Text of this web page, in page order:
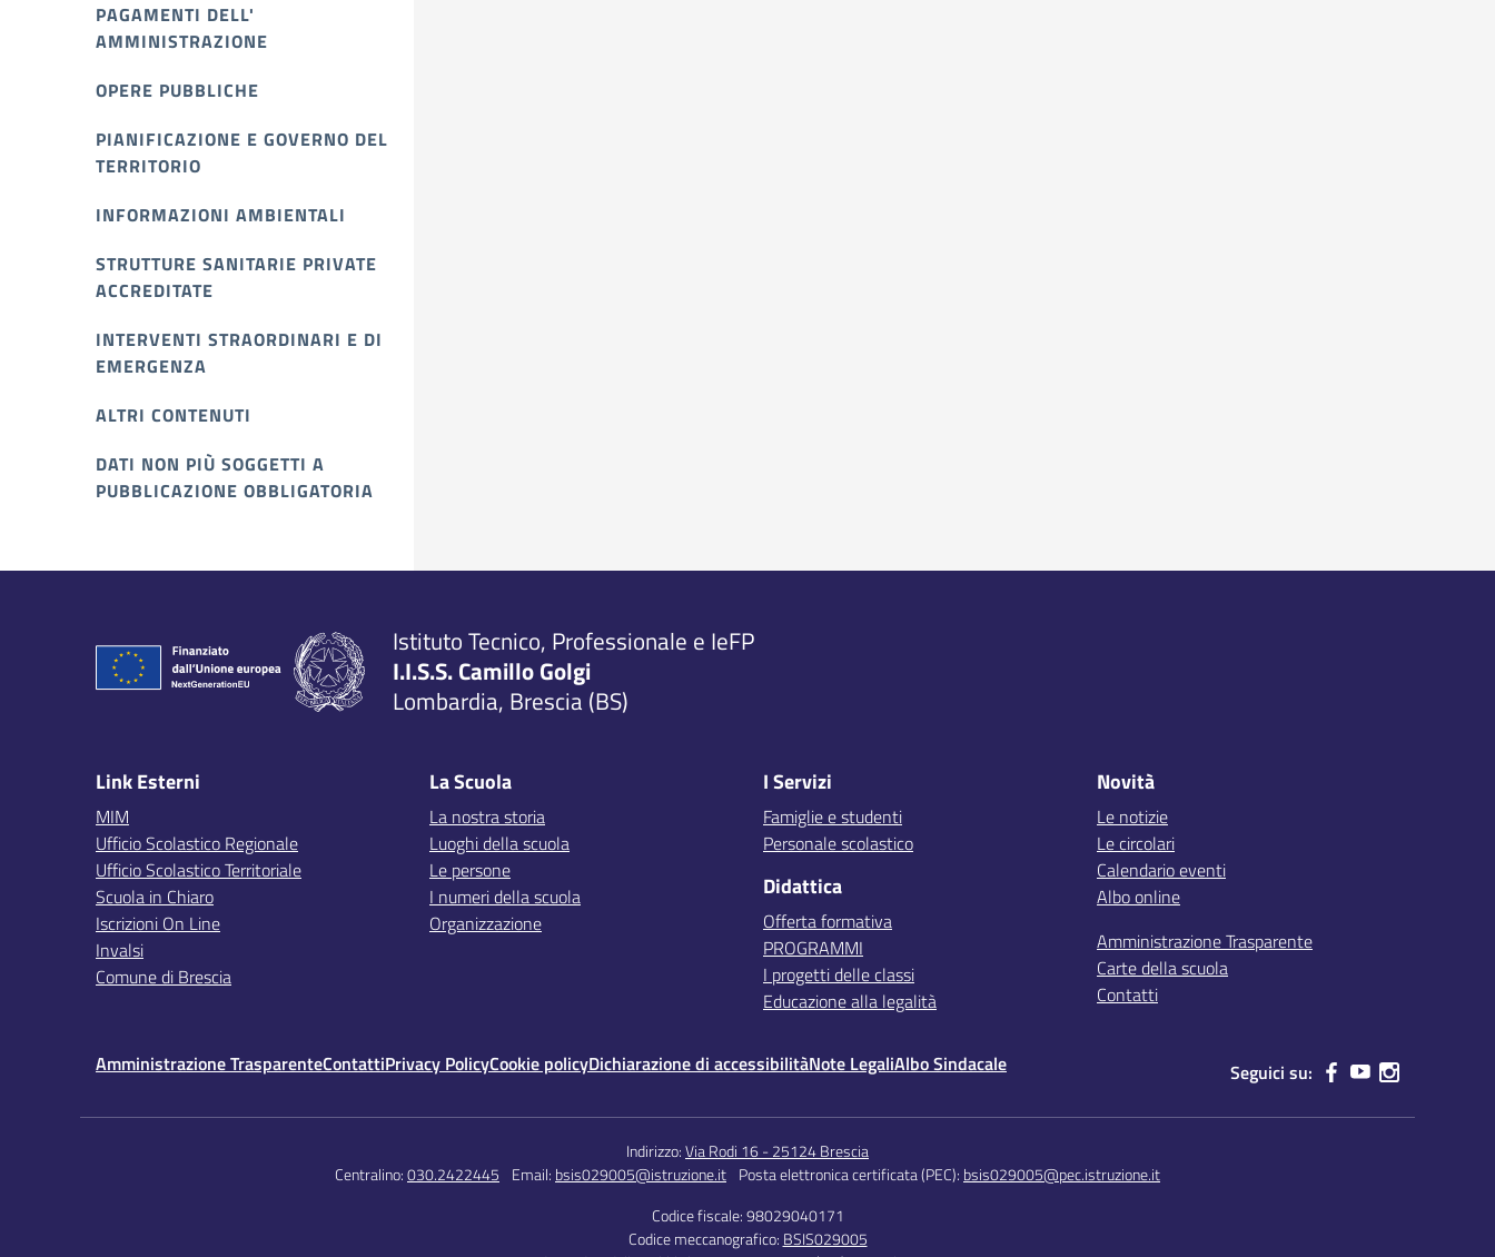
PAGAMENTI DELL'
AMMINISTRAZIONE
OPERE PUBBLICHE
PIANIFICAZIONE E GOVERNO DEL
TERRITORIO
INFORMAZIONI AMBIENTALI
STRUTTURE SANITARIE PRIVATE
ACCREDITATE
INTERVENTI STRAORDINARI E DI
EMERGENZA
ALTRI CONTENUTI
DATI NON PIÙ SOGGETTI A
PUBBLICAZIONE OBBLIGATORIA
Istituto Tecnico, Professionale e IeFP
I.I.S.S. Camillo Golgi
Lombardia, Brescia (BS)
Link Esterni
MIM
Ufficio Scolastico Regionale
Ufficio Scolastico Territoriale
Scuola in Chiaro
Iscrizioni On Line
Invalsi
Comune di Brescia
La Scuola
La nostra storia
Luoghi della scuola
Le persone
I numeri della scuola
Organizzazione
I Servizi
Famiglie e studenti
Personale scolastico
Didattica
Offerta formativa
PROGRAMMI
I progetti delle classi
Educazione alla legalità
Novità
Le notizie
Le circolari
Calendario eventi
Albo online
Amministrazione Trasparente
Carte della scuola
Contatti
Amministrazione TrasparenteContattiPrivacy PolicyCookie policyDichiarazione di accessibilitàNote LegaliAlbo Sindacale Seguici su:
Indirizzo:Via Rodi 16 - 25124 Brescia
Centralino:030.2422445 Email: bsis029005@istruzione.it Posta elettronica certificata (PEC): bsis029005@pec.istruzione.it
Codice fiscale: 98029040171
Codice meccanografico: BSIS029005